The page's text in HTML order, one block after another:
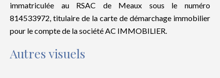
immatriculée au RSAC de Meaux sous le numéro
814533972, titulaire de la carte de démarchage immobilier
pour le compte de la société AC IMMOBILIER.
Autres visuels